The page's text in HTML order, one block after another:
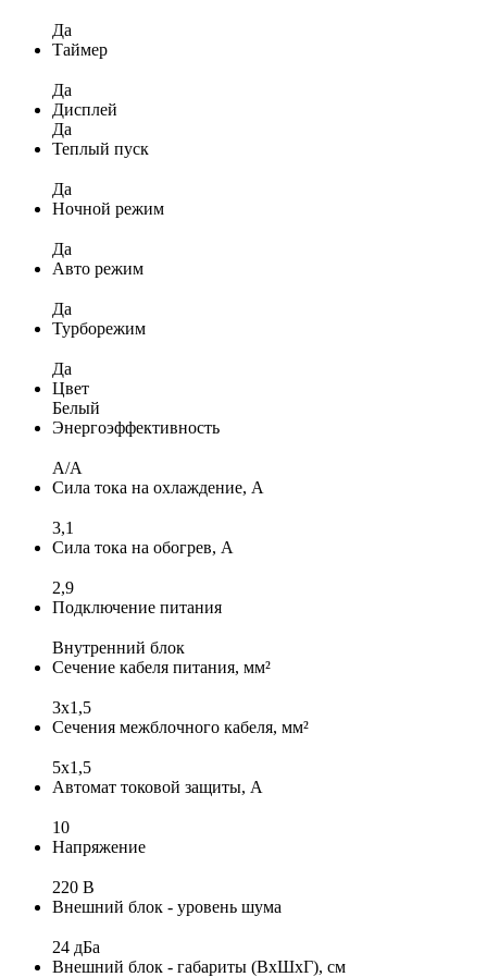
Да
Таймер
Да
Дисплей
Да
Теплый пуск
Да
Ночной режим
Да
Авто режим
Да
Турборежим
Да
Цвет
Белый
Энергоэффективность
A/A
Сила тока на охлаждение, А
3,1
Сила тока на обогрев, А
2,9
Подключение питания
Внутренний блок
Сечение кабеля питания, мм²
3x1,5
Сечения межблочного кабеля, мм²
5x1,5
Автомат токовой защиты, А
10
Напряжение
220 В
Внешний блок - уровень шума
24 дБа
Внешний блок - габариты (ВхШхГ), см